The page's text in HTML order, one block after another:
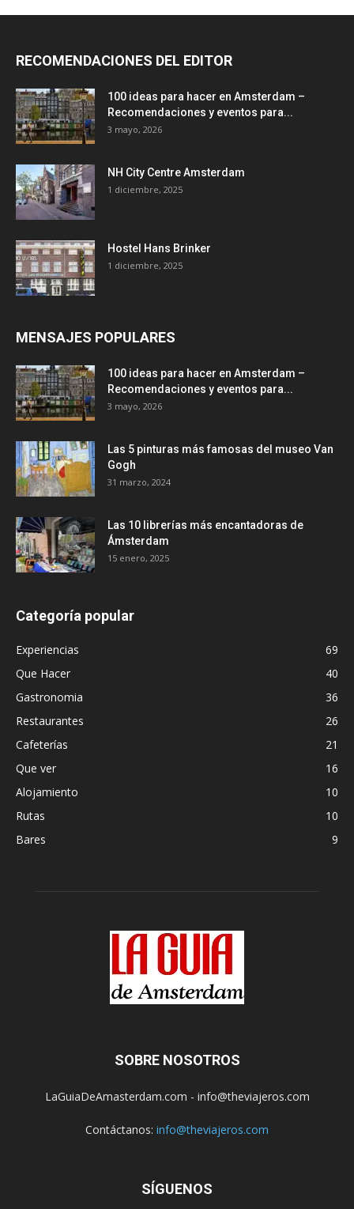
RECOMENDACIONES DEL EDITOR
100 ideas para hacer en Amsterdam –
Recomendaciones y eventos para...
3 mayo, 2026
NH City Centre Amsterdam
1 diciembre, 2025
Hostel Hans Brinker
1 diciembre, 2025
MENSAJES POPULARES
100 ideas para hacer en Amsterdam –
Recomendaciones y eventos para...
3 mayo, 2026
Las 5 pinturas más famosas del museo Van
Gogh
31 marzo, 2024
Las 10 librerías más encantadoras de
Ámsterdam
15 enero, 2025
Categoría popular
Experiencias
69
Que Hacer
40
Gastronomia
36
Restaurantes
26
Cafeterías
21
Que ver
16
Alojamiento
10
Rutas
10
Bares
9
SOBRE NOSOTROS
LaGuiaDeAmasterdam.com - info@theviajeros.com
Contáctanos: info@theviajeros.com
SÍGUENOS